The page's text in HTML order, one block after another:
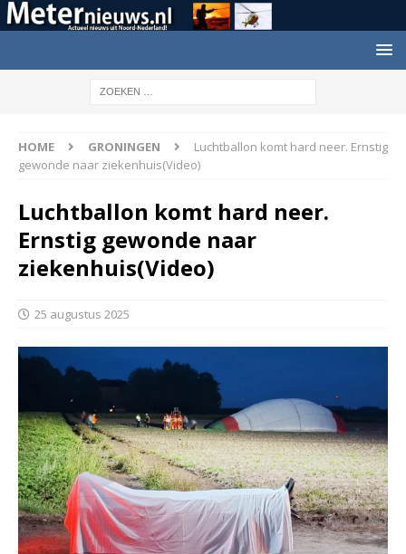
HOME GRONINGEN
Luchtballon komt hard neer. Ernstig
gewonde naar ziekenhuis(Video)
Luchtballon komt hard neer.
Ernstig gewonde naar
ziekenhuis(Video)
25 augustus 2025